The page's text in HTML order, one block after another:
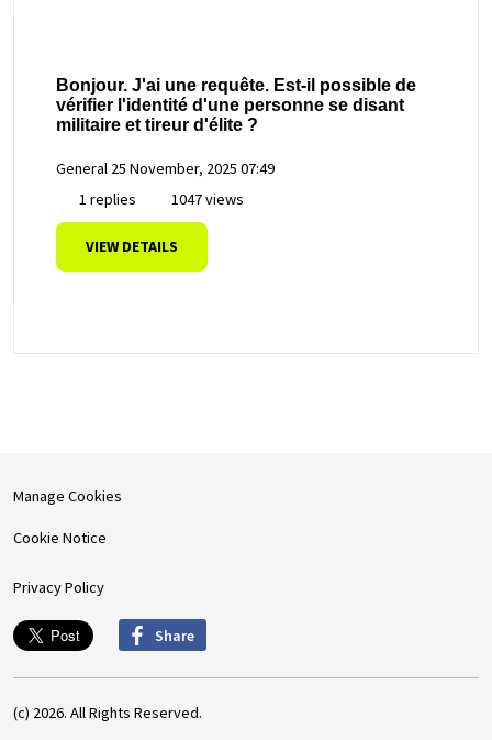
Bonjour. J'ai une requête. Est-il possible de
vérifier l'identité d'une personne se disant
militaire et tireur d'élite ?
General 25 November, 2025 07:49
1 replies
1047 views
VIEW DETAILS
Manage Cookies
Cookie Notice
Privacy Policy
Share
(c) 2026. All Rights Reserved.